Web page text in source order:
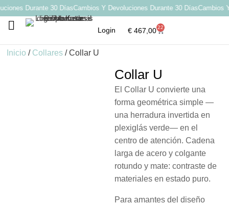
Durante 30 DíasCambios Y Devoluciones Durante 30 DíasCambios Y
Login €467,0022
Inicio / Collares / Collar U
Collar U
El Collar U convierte una
forma geométrica simple —
una herradura invertida en
plexiglás verde— en el
centro de atención. Cadena
larga de acero y colgante
rotundo y mate: contraste de
materiales en estado puro.
Para amantes del diseño